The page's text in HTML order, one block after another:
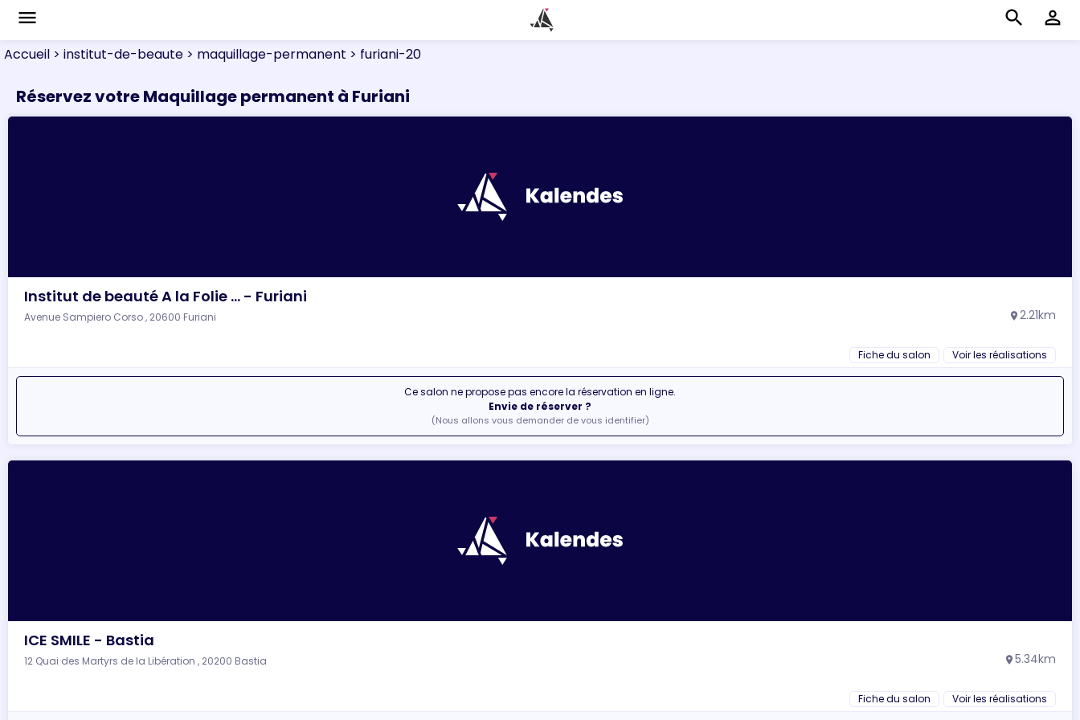
menu search perm_identity
Accueil > institut-de-beaute > maquillage-permanent > furiani-20
Réservez votre Maquillage permanent à Furiani
Institut de beauté A la Folie ... - Furiani
Avenue Sampiero Corso , 20600 Furiani location_on 2.21km
Fiche du salon Voir les réalisations
Ce salon ne propose pas encore la réservation en ligne.
Envie de réserver ?
(Nous allons vous demander de vous identifier)
ICE SMILE - Bastia
12 Quai des Martyrs de la Libération , 20200 Bastia location_on 5.34km
Fiche du salon Voir les réalisations